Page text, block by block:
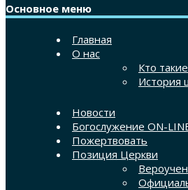
Основное меню
Главная
О нас
Кто
История
Новости
Богослужение ON-
Пожертвовать
Позиция Церкви